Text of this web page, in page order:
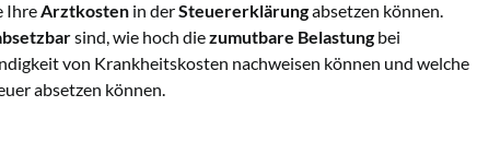
IhreArztkosten in derSteuererklärungabsetzen können.
sind, wie hoch diezumutbare Belastung bei
von Krankheitskosten nachweisen können und welche
absetzen können.